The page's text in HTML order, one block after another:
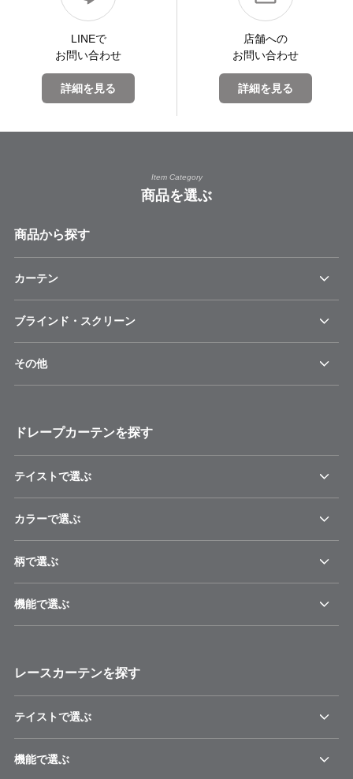
LINEで
お問い合わせ
詳細を見る
店舗への
お問い合わせ
詳細を見る
Item Category
商品を選ぶ
商品から探す
カーテン
ブラインド・スクリーン
その他
ドレープカーテンを探す
テイストで選ぶ
カラーで選ぶ
柄で選ぶ
機能で選ぶ
レースカーテンを探す
テイストで選ぶ
機能で選ぶ